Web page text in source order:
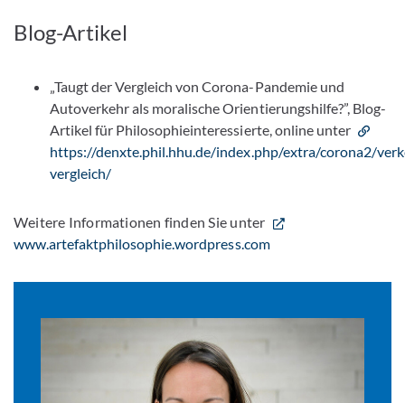
Blog-Artikel
„Taugt der Vergleich von Corona-Pandemie und
Autoverkehr als moralische Orientierungshilfe?”, Blog-
Artikel für Philosophieinteressierte, online unter
https://denxte.phil.hhu.de/index.php/extra/corona2/
vergleich/
Weitere Informationen finden Sie unter
www.artefaktphilosophie.wordpress.com